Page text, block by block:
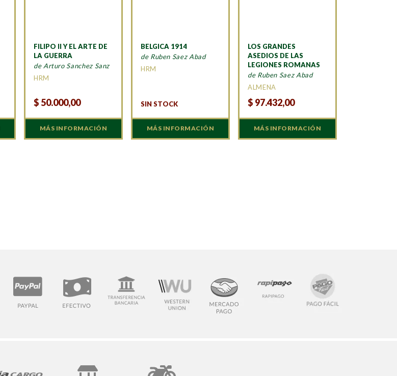
FILIPO II Y EL ARTE DE
LA GUERRA
de Arturo Sanchez Sanz
HRM
$ 50.000,00
MÁS INFORMACIÓN
BELGICA 1914
de Ruben Saez Abad
HRM
SIN STOCK
MÁS INFORMACIÓN
LOS GRANDES
ASEDIOS DE LAS
LEGIONES ROMANAS
de Ruben Saez Abad
ALMENA
$ 97.432,00
MÁS INFORMACIÓN